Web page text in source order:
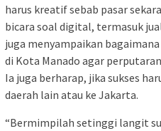
harus kreatif sebab pasar
bicara soal digital, termasuk
juga menyampaikan
di Kota Manado agar
Ia juga berharap, jika sukses
daerah lain atau ke Jakarta.
“Bermimpilah setinggi langit